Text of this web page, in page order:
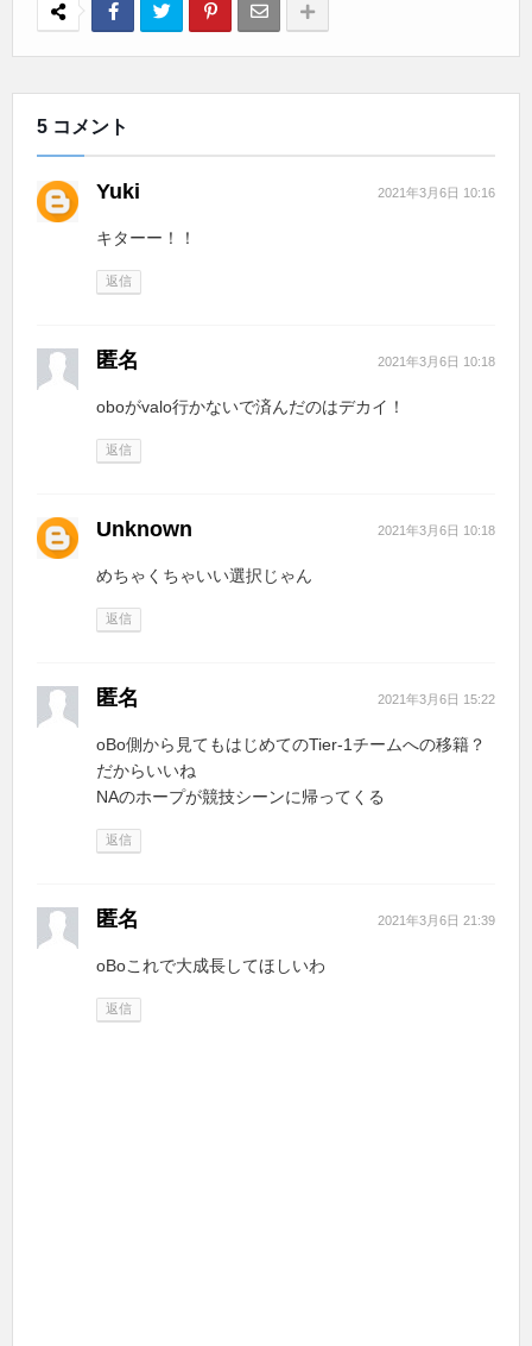
5 コメント
Yuki 2021年3月6日 10:16
キターー！！
返信
匿名 2021年3月6日 10:18
oboがvalo行かないで済んだのはデカイ！
返信
Unknown 2021年3月6日 10:18
めちゃくちゃいい選択じゃん
返信
匿名 2021年3月6日 15:22
oBo側から見てもはじめてのTier-1チームへの移籍？
だからいいね
NAのホープが競技シーンに帰ってくる
返信
匿名 2021年3月6日 21:39
oBoこれで大成長してほしいわ
返信